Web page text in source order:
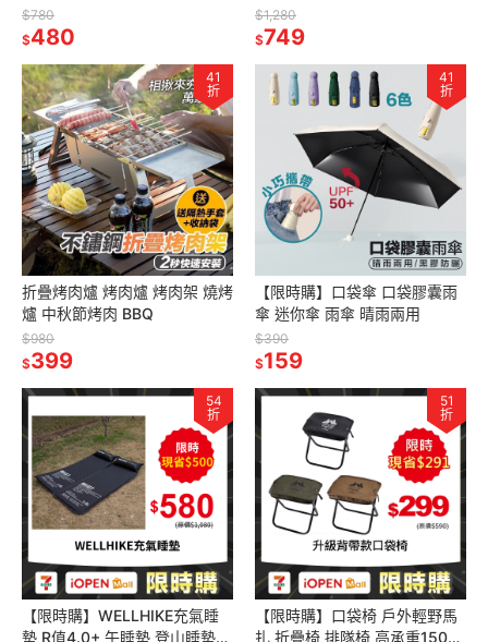
披肩毛毯 午睡毯 保暖毯 USB供
電
$780
$480
光匹克球拍 pickleball LED球拍
$1,280
$749
41
折
折疊烤肉爐 烤肉爐 烤肉架 燒烤
爐 中秋節烤肉 BBQ
$980
$399
41
折
【限時購】口袋傘 口袋膠囊雨
傘 迷你傘 雨傘 晴雨兩用
$390
$159
54
折
【限時購】WELLHIKE充氣睡
墊 R值4.0+ 午睡墊 登山睡墊
51
折
【限時購】口袋椅 戶外輕野馬
扎 折疊椅 排隊椅 高承重150kg